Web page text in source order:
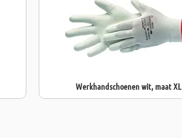
Werkhandschoenen wit, maat XL